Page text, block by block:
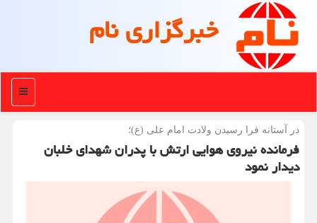
خبرگزاری نام
منو
در آستانه فرا رسیدن ولادت امام علی (ع)؛
فرمانده نیروی هوایی ارتش با پدران شهدای خلبان
دیدار نمود